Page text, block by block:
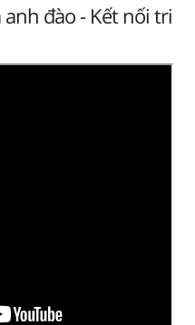
đào - Kết nối tri